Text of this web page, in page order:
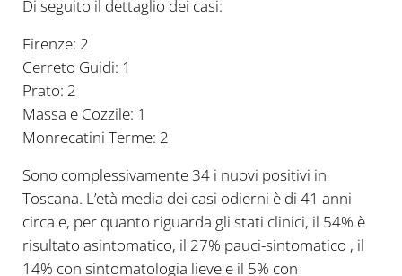
Di seguito il dettaglio dei casi:
Firenze: 2
Cerreto Guidi: 1
Prato: 2
Massa e Cozzile: 1
Monrecatini Terme: 2
Sono complessivamente 34 i nuovi positivi in
Toscana. L’età media dei casi odierni è di 41 anni
circa e, per quanto riguarda gli stati clinici, il 54% è
risultato asintomatico, il 27% pauci-sintomatico , il
14% con sintomatologia lieve e il 5% con